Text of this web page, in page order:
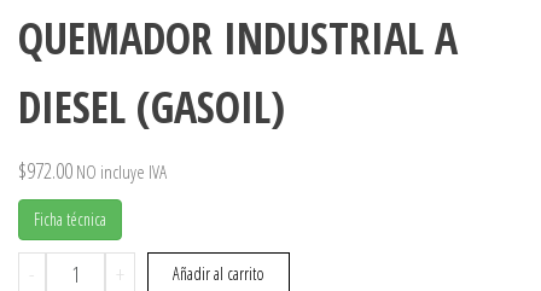
QUEMADOR INDUSTRIAL A
DIESEL (GASOIL)
$972.00 NO incluye IVA
Ficha técnica
-
RIELLO
+ Añadir al carrito